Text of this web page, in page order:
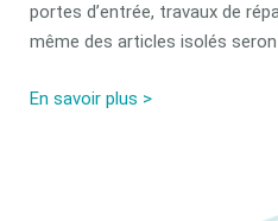
portes d’entrée, travaux de
même des articles isolés
En savoir plus >